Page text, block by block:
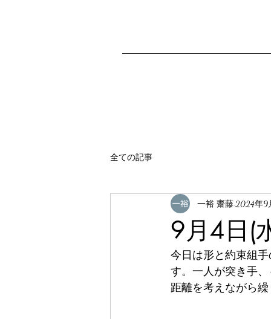
全ての記事
9月4日(
一裕 齋藤2024年9
今日は形と約束組
す。一人が突き手
距離を考えながら